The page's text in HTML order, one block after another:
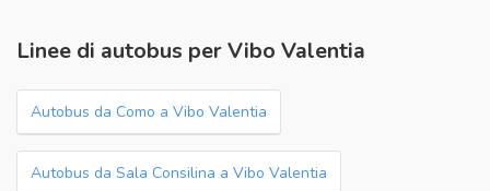
Linee di autobus per Vibo Valentia
Autobus da Como a Vibo Valentia
Autobus da Sala Consilina a Vibo Valentia